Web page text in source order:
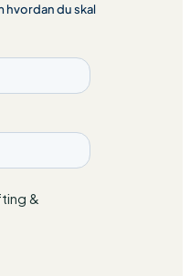
hvordan du skal